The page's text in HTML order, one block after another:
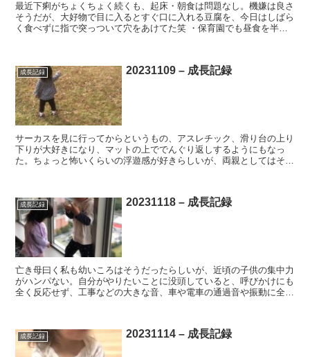
最近下痢がちょくちょく続くも、起床・朝食は問題なし。機嫌は良さ
そうだが、大好物で目に入るとすぐ口に入れる豆腐を、今日はしばら
く食べずに指で突っついて穴をあけてた笑 ・保育園でも昼食を半分
成長記録 20231109 – 成長記録
サーカスを見に行ってからというもの、アスレチック、滑り台の上り
下りが大好きになり、マットの上ででんぐり返しするようにもなっ
た。ちょっと怖いくらいの浮遊感が好きらしいが、両親としてはそれ
成長記録 20231118 – 成長記録
亡き母曰く私も幼いころはそうだったらしいが、近頃の子供の集中力
がハンパない。自分がやりたいことに没頭していると、呼びかけにも
全く反応せず、工事などの大きな音、車や電車の通過音や振動に全く
成長記録 20231114 – 成長記録